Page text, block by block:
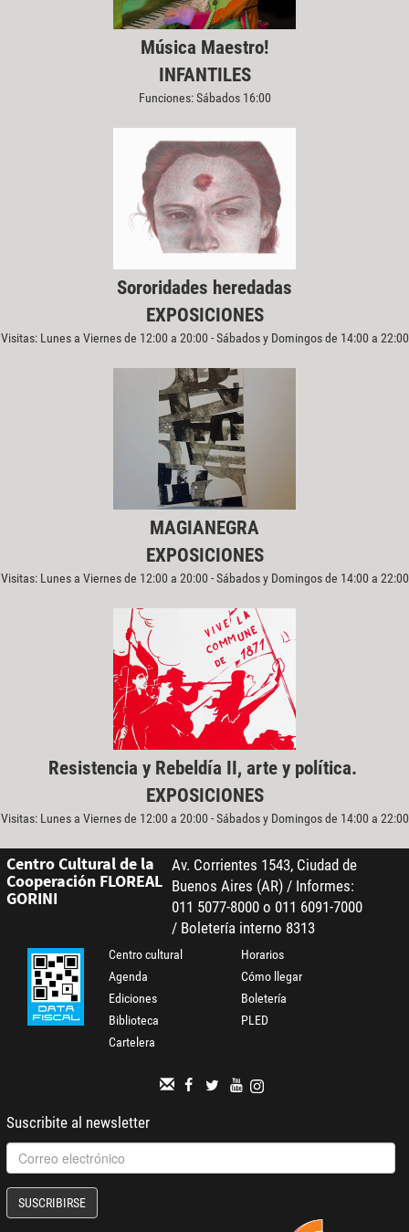
Música Maestro!
INFANTILES
Funciones: Sábados 16:00
Sororidades heredadas
EXPOSICIONES
Visitas: Lunes a Viernes de 12:00 a 20:00 - Sábados y Domingos de 14:00 a 22:00
MAGIANEGRA
EXPOSICIONES
Visitas: Lunes a Viernes de 12:00 a 20:00 - Sábados y Domingos de 14:00 a 22:00
Resistencia y Rebeldía II, arte y política.
EXPOSICIONES
Visitas: Lunes a Viernes de 12:00 a 20:00 - Sábados y Domingos de 14:00 a 22:00
Centro Cultural de la
Cooperación FLOREAL
GORINI
Av. Corrientes 1543, Ciudad de
Buenos Aires (AR) / Informes:
011 5077-8000 o 011 6091-7000
/ Boletería interno 8313
Centro cultural
Agenda
Ediciones
Biblioteca
Cartelera
Horarios
Cómo llegar
Boletería
PLED
Suscribite al newsletter
SUSCRIBIRSE